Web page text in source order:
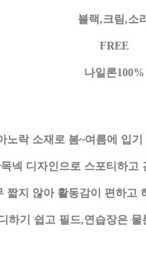
블랙,크림,소
FREE
나일론100%
노락 소재로 봄~여름에 입
넥 디자인으로 스포티하고
짧지 않아 활동감이 편하고
하기 쉽고 필드,연습장은